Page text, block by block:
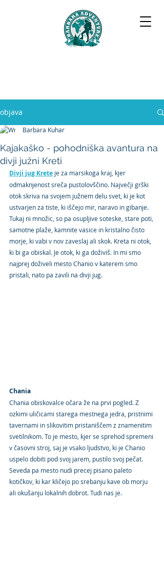
objava
Kajakaško - pohodniška avantura na
divji južni Kreti
Barbara Kuhar
Divji jug Krete je za marsikoga kraj, kjer
odmaknjenost sreča pustolovščino. Največji grški
otok skriva na svojem južnem delu svet, ki je kot
ustvarjen za tiste, ki iščejo mir, naravo in gibanje.
Tukaj ni množic, so pa osupljive soteske, stare poti,
samotne plaže, kamnite vasice in kristalno čisto
morje, ki vabi v nov zaveslaj ali skok. Kreta ni otok,
ki bi ga obiskal. Je otok, ki ga doživiš. In mi smo
najprej doživeli mesto Chanio v katerem smo
pristali, nato pa zavili na divji jug.
Chania
Chania obiskovalce očara že na prvi pogled. Z
ozkimi uličicami starega mestnega jedra, pristnimi
tavernami in slikovitim pristaniščem z znamenitim
svetilnikom. To je mesto, kjer se sprehod spremeni
v časovni stroj, saj je vsako ljudstvo, ki je Chanio
uspelo dobiti pod svoj jarem, pustilo svoj pečat.
Seveda pa mesto nudi precej pisano paleto
kotičkov, ki kar kličejo po srebanju kave ob morju
ali okušanju lokalnih dobrot. Tudi nas je.